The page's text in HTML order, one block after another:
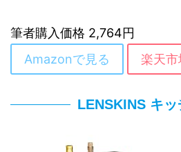
筆者購入価格 2,764円
Amazonで見る
楽天
LENSKINS キ